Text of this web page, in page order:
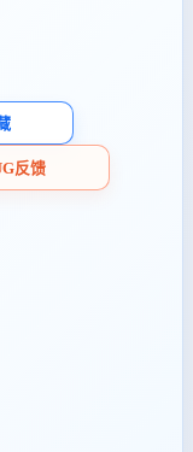
反馈